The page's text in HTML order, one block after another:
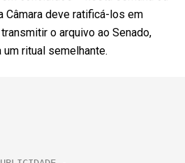
Câmara deve ratificá-los em
o arquivo ao Senado,
ritual semelhante.